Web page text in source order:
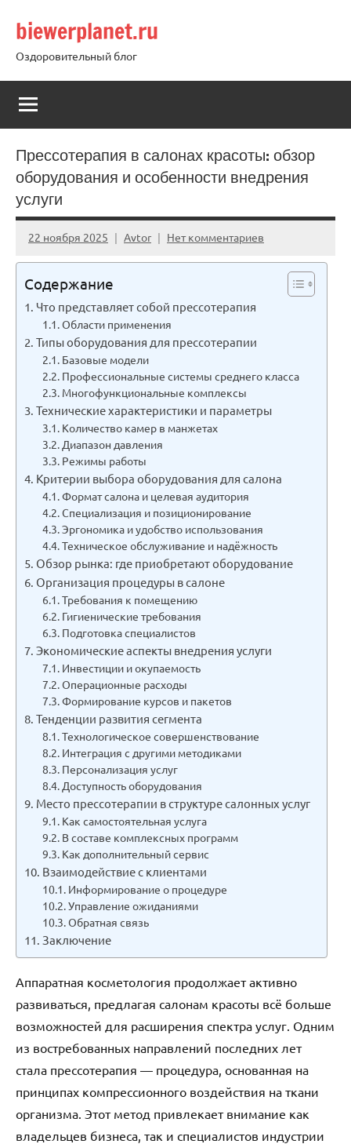
содержимому
biewerplanet.ru
Оздоровительный блог
Прессотерапия в салонах красоты: обзор
оборудования и особенности внедрения
услуги
22 ноября 2025 Avtor Нет комментариев
Содержание
Что представляет собой прессотерапия
Области применения
Типы оборудования для прессотерапии
Базовые модели
Профессиональные системы среднего класса
Многофункциональные комплексы
Технические характеристики и параметры
Количество камер в манжетах
Диапазон давления
Режимы работы
Критерии выбора оборудования для салона
Формат салона и целевая аудитория
Специализация и позиционирование
Эргономика и удобство использования
Техническое обслуживание и надёжность
Обзор рынка: где приобретают оборудование
Организация процедуры в салоне
Требования к помещению
Гигиенические требования
Подготовка специалистов
Экономические аспекты внедрения услуги
Инвестиции и окупаемость
Операционные расходы
Формирование курсов и пакетов
Тенденции развития сегмента
Технологическое совершенствование
Интеграция с другими методиками
Персонализация услуг
Доступность оборудования
Место прессотерапии в структуре салонных услуг
Как самостоятельная услуга
В составе комплексных программ
Как дополнительный сервис
Взаимодействие с клиентами
Информирование о процедуре
Управление ожиданиями
Обратная связь
Заключение
Аппаратная косметология продолжает активно
развиваться, предлагая салонам красоты всё больше
возможностей для расширения спектра услуг. Одним
из востребованных направлений последних лет
стала прессотерапия — процедура, основанная на
принципах компрессионного воздействия на ткани
организма. Этот метод привлекает внимание как
владельцев бизнеса, так и специалистов индустрии